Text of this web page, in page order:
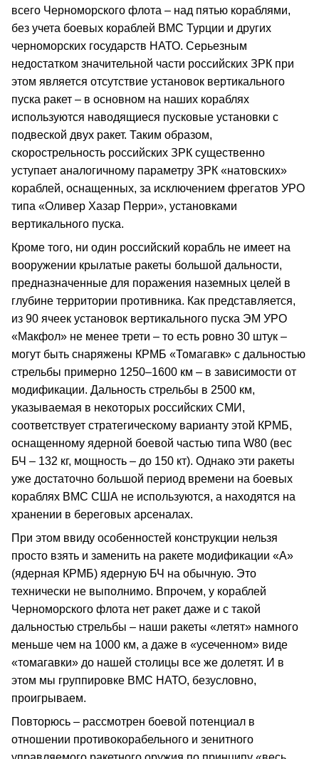
всего Черноморского флота – над пятью кораблями,
без учета боевых кораблей ВМС Турции и других
черноморских государств НАТО. Серьезным
недостатком значительной части российских ЗРК при
этом является отсутствие установок вертикального
пуска ракет – в основном на наших кораблях
используются наводящиеся пусковые установки с
подвеской двух ракет. Таким образом,
скорострельность российских ЗРК существенно
уступает аналогичному параметру ЗРК «натовских»
кораблей, оснащенных, за исключением фрегатов УРО
типа «Оливер Хазар Перри», установками
вертикального пуска.
Кроме того, ни один российский корабль не имеет на
вооружении крылатые ракеты большой дальности,
предназначенные для поражения наземных целей в
глубине территории противника. Как представляется,
из 90 ячеек установок вертикального пуска ЭМ УРО
«Макфол» не менее трети – то есть ровно 30 штук –
могут быть снаряжены КРМБ «Томагавк» с дальностью
стрельбы примерно 1250–1600 км – в зависимости от
модификации. Дальность стрельбы в 2500 км,
указываемая в некоторых российских СМИ,
соответствует стратегическому варианту этой КРМБ,
оснащенному ядерной боевой частью типа W80 (вес
БЧ – 132 кг, мощность – до 150 кт). Однако эти ракеты
уже достаточно большой период времени на боевых
кораблях ВМС США не используются, а находятся на
хранении в береговых арсеналах.
При этом ввиду особенностей конструкции нельзя
просто взять и заменить на ракете модификации «А»
(ядерная КРМБ) ядерную БЧ на обычную. Это
технически не выполнимо. Впрочем, у кораблей
Черноморского флота нет ракет даже и с такой
дальностью стрельбы – наши ракеты «летят» намного
меньше чем на 1000 км, а даже в «усеченном» виде
«томагавки» до нашей столицы все же долетят. И в
этом мы группировке ВМС НАТО, безусловно,
проигрываем.
Повторюсь – рассмотрен боевой потенциал в
отношении противокорабельного и зенитного